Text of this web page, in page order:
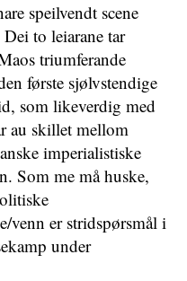
speilvendt scene
to leiarane tar
triumferande
første sjølvstendige
som likeverdig med
au skillet mellom
imperialistiske
Som me må huske,
venn er stridspørsmål i
under